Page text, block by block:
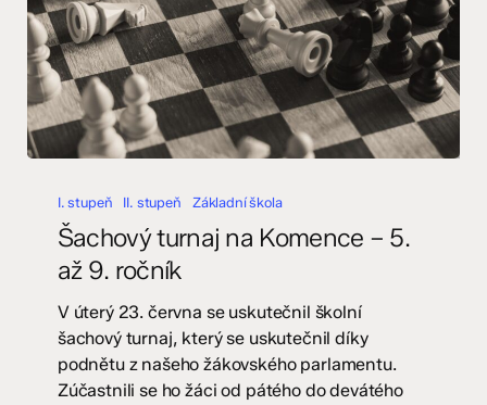
turnaj
Komence
ročník
I. stupeň II. stupeň Základní škola
Šachový turnaj na Komence – 5.
až 9. ročník
V úterý 23. června se uskutečnil školní
šachový turnaj, který se uskutečnil díky
podnětu z našeho žákovského parlamentu.
Zúčastnili se ho žáci od pátého do devátého